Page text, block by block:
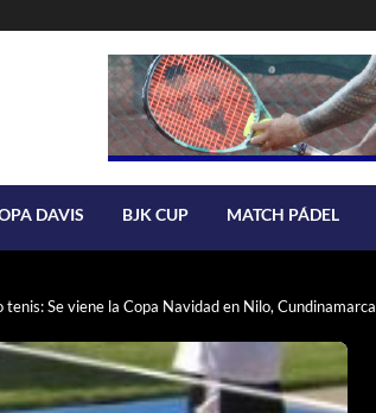
DAVIS BJK CUP MATCH PÁDEL
tenis: Se viene la Copa Navidad en Nilo, Cundinamarca